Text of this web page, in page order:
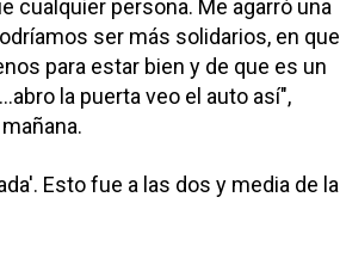
cualquier persona. Me agarró una
ser más solidarios, en que
para estar bien y de que es un
la puerta veo el auto así",
Esto fue a las dos y media de la